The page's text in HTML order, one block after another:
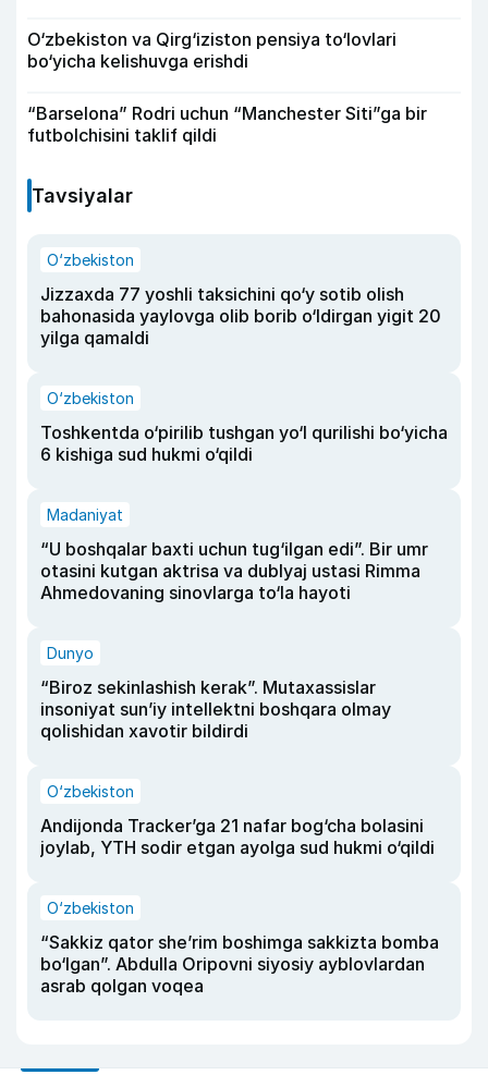
O‘zbekiston va Qirg‘iziston pensiya to‘lovlari
bo‘yicha kelishuvga erishdi
“Barselona” Rodri uchun “Manchester Siti”ga bir
futbolchisini taklif qildi
Tavsiyalar
O‘zbekiston
Jizzaxda 77 yoshli taksichini qo‘y sotib olish
bahonasida yaylovga olib borib o‘ldirgan yigit 20
yilga qamaldi
O‘zbekiston
Toshkentda o‘pirilib tushgan yo‘l qurilishi bo‘yicha
6 kishiga sud hukmi o‘qildi
Madaniyat
“U boshqalar baxti uchun tug‘ilgan edi”. Bir umr
otasini kutgan aktrisa va dublyaj ustasi Rimma
Ahmedovaning sinovlarga to‘la hayoti
Dunyo
“Biroz sekinlashish kerak”. Mutaxassislar
insoniyat sun’iy intellektni boshqara olmay
qolishidan xavotir bildirdi
O‘zbekiston
Andijonda Tracker’ga 21 nafar bog‘cha bolasini
joylab, YTH sodir etgan ayolga sud hukmi o‘qildi
O‘zbekiston
“Sakkiz qator she’rim boshimga sakkizta bomba
bo‘lgan”. Abdulla Oripovni siyosiy ayblovlardan
asrab qolgan voqea